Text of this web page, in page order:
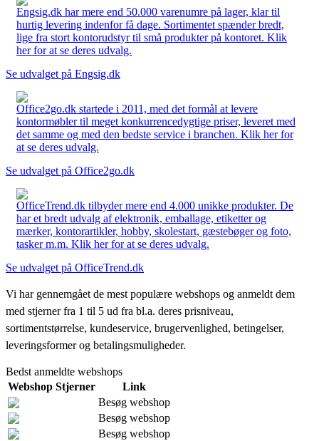
Engsig.dk har mere end 50.000 varenumre på lager, klar til
hurtig levering indenfor få dage. Sortimentet spænder bredt,
lige fra stort kontorudstyr til små produkter på kontoret. Klik
her for at se deres udvalg.
Se udvalget på Engsig.dk
Office2go.dk startede i 2011, med det formål at levere
kontormøbler til meget konkurrencedygtige priser, leveret med
det samme og med den bedste service i branchen. Klik her for
at se deres udvalg.
Se udvalget på Office2go.dk
OfficeTrend.dk tilbyder mere end 4.000 unikke produkter. De
har et bredt udvalg af elektronik, emballage, etiketter og
mærker, kontorartikler, hobby, skolestart, gæstebøger og foto,
tasker m.m. Klik her for at se deres udvalg.
Se udvalget på OfficeTrend.dk
Vi har gennemgået de mest populære webshops og anmeldt dem
med stjerner fra 1 til 5 ud fra bl.a. deres prisniveau,
sortimentstørrelse, kundeservice, brugervenlighed, betingelser,
leveringsformer og betalingsmuligheder.
Bedst anmeldte webshops
Webshop Stjerner
Link
Besøg webshop
Besøg webshop
Besøg webshop